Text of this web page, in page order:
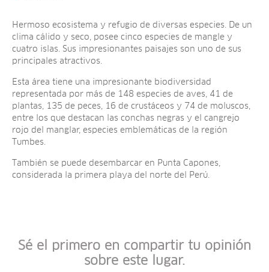
Hermoso ecosistema y refugio de diversas especies. De un
clima cálido y seco, posee cinco especies de mangle y
cuatro islas. Sus impresionantes paisajes son uno de sus
principales atractivos.
Esta área tiene una impresionante biodiversidad
representada por más de 148 especies de aves, 41 de
plantas, 135 de peces, 16 de crustáceos y 74 de moluscos,
entre los que destacan las conchas negras y el cangrejo
rojo del manglar, especies emblemáticas de la región
Tumbes.
También se puede desembarcar en Punta Capones,
considerada la primera playa del norte del Perú.
Sé el primero en compartir tu opinión
sobre este lugar.